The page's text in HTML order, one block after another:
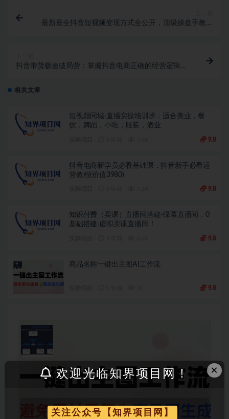
最新最全抖音短视频变现方式全公开，顶级操盘手教你
抖音带货极速破局营：掌握抖音电商正确的经营逻辑，
相关文章
短视频同城·直播实操培训班：适合美业，餐
饮，舞蹈，小吃，服装，酒业
9.8
抖音电商新学员必看基础课，抖音新手必看运
营教程(价值3980)
9.8
知识付费（卖课）直播间搭建-绿幕直播间，0
基础搭建·虚拟卖课直播间！
9.8
商品名称一键出主图AI工作流
9.8
×
欢迎光临知界项目网！
关注公众号【知界项目网】